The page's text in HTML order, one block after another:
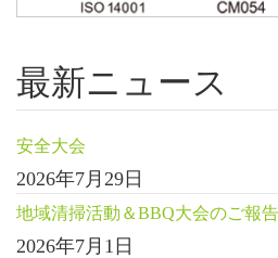
最新ニュース
安全大会
2026年7月29日
地域清掃活動＆BBQ大会のご報告
2026年7月1日